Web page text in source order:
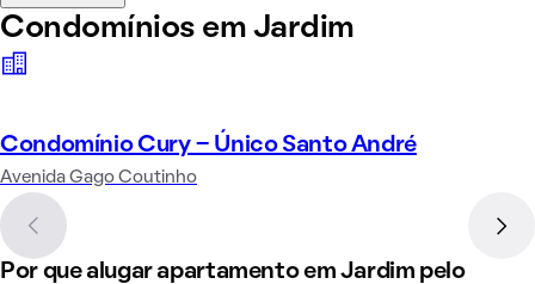
Condomínios em Jardim
Condomínio Cury - Único Santo André
Avenida Gago Coutinho
Por que alugar apartamento em Jardim pelo